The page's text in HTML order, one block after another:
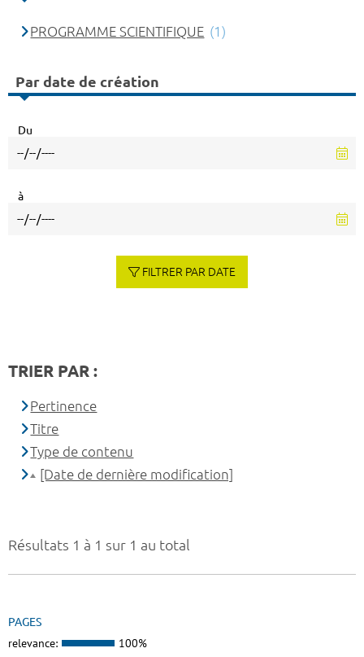
Résultats 1 à 1 sur 1 au total
PAGES
relevance: 100%
PROGRAMME SCIENTIFIQUE (1)
Par date de création
Du
à
FILTRER PAR DATE
TRIER PAR :
Pertinence
Titre
Type de contenu
[Date de dernière modification]